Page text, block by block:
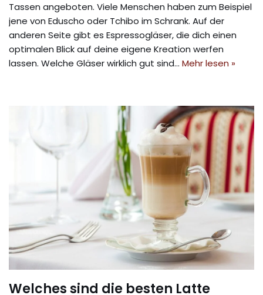
Tassen angeboten. Viele Menschen haben zum Beispiel
jene von Eduscho oder Tchibo im Schrank. Auf der
anderen Seite gibt es Espressogläser, die dich einen
optimalen Blick auf deine eigene Kreation werfen
lassen. Welche Gläser wirklich gut sind… Mehr lesen »
Welches sind die besten Latte